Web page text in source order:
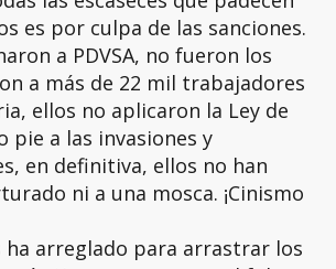
es por culpa de las sanciones.
a PDVSA, no fueron los
a más de 22 mil trabajadores
ellos no aplicaron la Ley de
pie a las invasiones y
en definitiva, ellos no han
ni a una mosca. ¡Cinismo
ha arreglado para arrastrar los